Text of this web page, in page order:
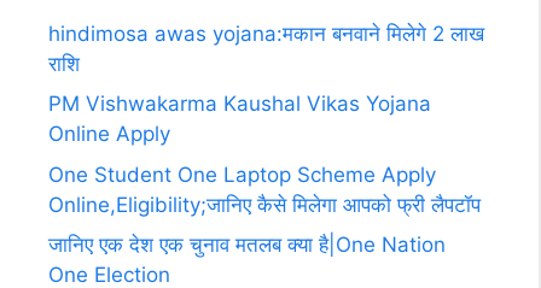
hindimosa awas yojana:मकान बनवाने मिलेगे 2 लाख
राशि
PM Vishwakarma Kaushal Vikas Yojana
Online Apply
One Student One Laptop Scheme Apply
Online,Eligibility;जानिए कैसे मिलेगा आपको फ्री लैपटॉप
जानिए एक देश एक चुनाव मतलब क्या है|One Nation
One Election